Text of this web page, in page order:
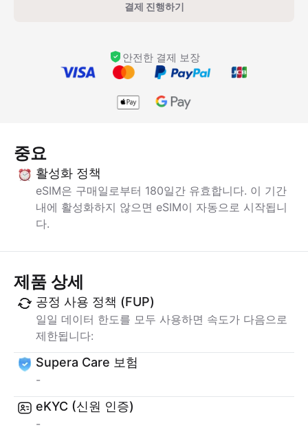
결제 진행하기
안전한 결제 보장
중요
활성화 정책
eSIM은 구매일로부터 180일간 유효합니다. 이 기간
내에 활성화하지 않으면 eSIM이 자동으로 시작됩니
다.
제품 상세
공정 사용 정책 (FUP)
일일 데이터 한도를 모두 사용하면 속도가 다음으로
제한됩니다:
Supera Care 보험
-
eKYC (신원 인증)
-